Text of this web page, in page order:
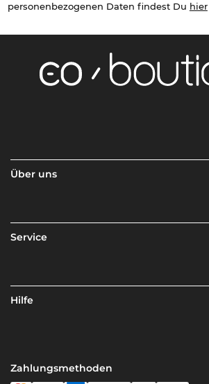
personenbezogenen Daten findest Du hier
Über uns
Service
Hilfe
Zahlungsmethoden